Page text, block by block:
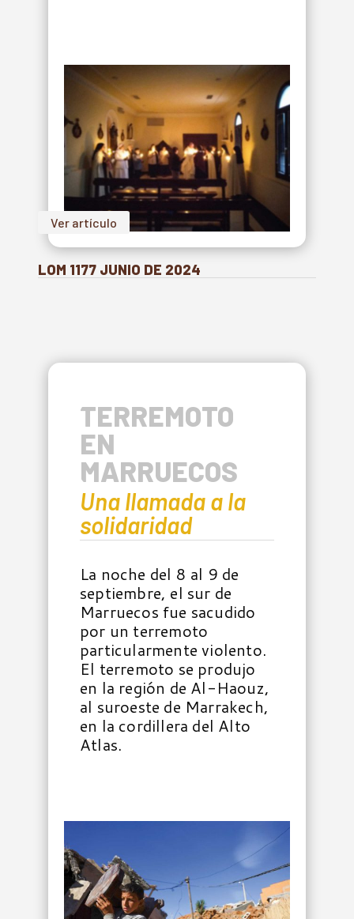
Ver artículo
LOM 1177 JUNIO DE 2024
TERREMOTO
EN
MARRUECOS
Una llamada a la
solidaridad
La noche del 8 al 9 de
septiembre, el sur de
Marruecos fue sacudido
por un terremoto
particularmente violento.
El terremoto se produjo
en la región de Al-Haouz,
al suroeste de Marrakech,
en la cordillera del Alto
Atlas.